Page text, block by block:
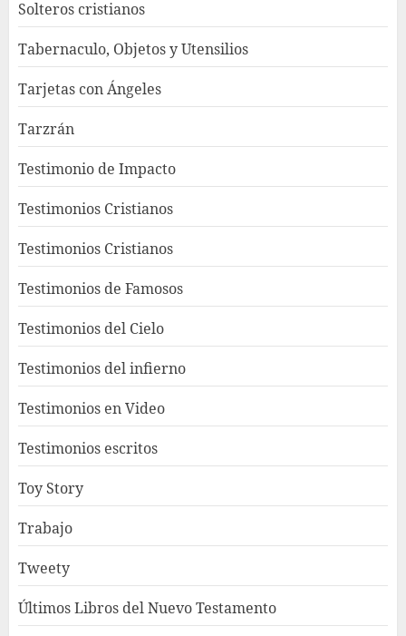
Solteros cristianos
Tabernaculo, Objetos y Utensilios
Tarjetas con Ángeles
Tarzrán
Testimonio de Impacto
Testimonios Cristianos
Testimonios Cristianos
Testimonios de Famosos
Testimonios del Cielo
Testimonios del infierno
Testimonios en Video
Testimonios escritos
Toy Story
Trabajo
Tweety
Últimos Libros del Nuevo Testamento